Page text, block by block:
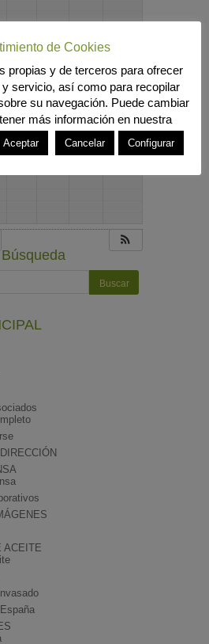
Búsqueda
ACEITE
de Cookies
propias y de terceros para ofrecer
servicio, así como para recopilar
su navegación. Puede cambiar
más información en nuestra
Aceptar Cancelar Configurar